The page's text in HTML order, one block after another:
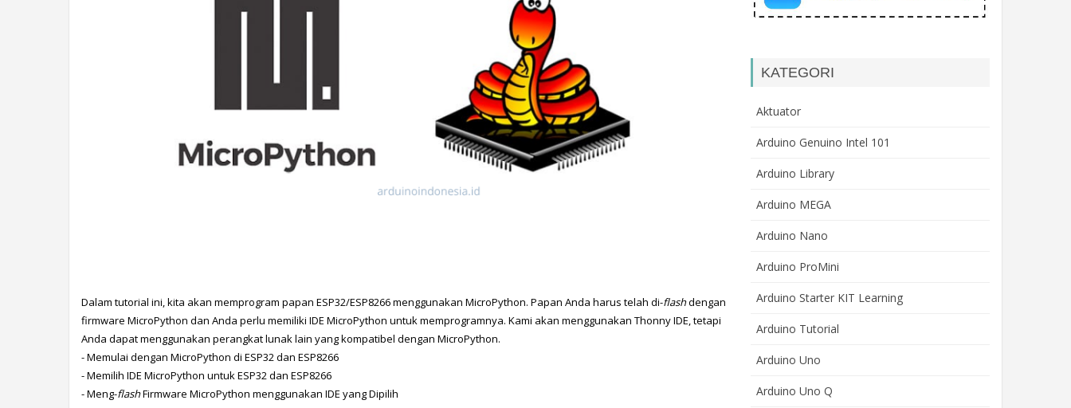
Dalam tutorial ini, kita akan memprogram papan ESP32/ESP8266 menggunakan MicroPython. Papan Anda harus telah di-flash dengan
firmware MicroPython dan Anda perlu memiliki IDE MicroPython untuk memprogramnya. Kami akan menggunakan Thonny IDE, tetapi
Anda dapat menggunakan perangkat lunak lain yang kompatibel dengan MicroPython.
- Memulai dengan MicroPython di ESP32 dan ESP8266
- Memilih IDE MicroPython untuk ESP32 dan ESP8266
- Meng-flash Firmware MicroPython menggunakan IDE yang Dipilih
KATEGORI
Aktuator
Arduino Genuino Intel 101
Arduino Library
Arduino MEGA
Arduino Nano
Arduino ProMini
Arduino Starter KIT Learning
Arduino Tutorial
Arduino Uno
Arduino Uno Q